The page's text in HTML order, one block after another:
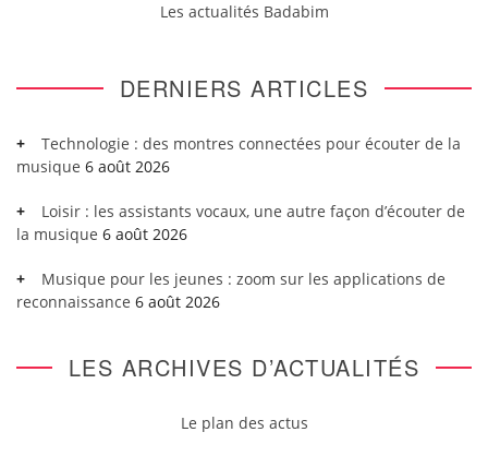
Les actualités Badabim
DERNIERS ARTICLES
Technologie : des montres connectées pour écouter de la
musique 6 août 2026
Loisir : les assistants vocaux, une autre façon d’écouter de
la musique 6 août 2026
Musique pour les jeunes : zoom sur les applications de
reconnaissance 6 août 2026
LES ARCHIVES D’ACTUALITÉS
Le plan des actus